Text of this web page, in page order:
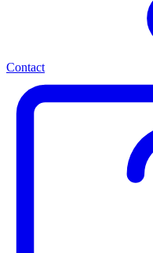
Contact